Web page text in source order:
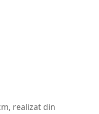
realizat din